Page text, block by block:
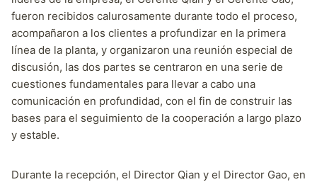
fueron recibidos calurosamente durante todo el proceso,
acompañaron a los clientes a profundizar en la primera
línea de la planta, y organizaron una reunión especial de
discusión, las dos partes se centraron en una serie de
cuestiones fundamentales para llevar a cabo una
comunicación en profundidad, con el fin de construir las
bases para el seguimiento de la cooperación a largo plazo
y estable.
Durante la recepción, el Director Qian y el Director Gao, en